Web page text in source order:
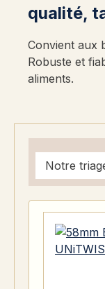
qualité,
Convient aux
Robuste et
aliments.